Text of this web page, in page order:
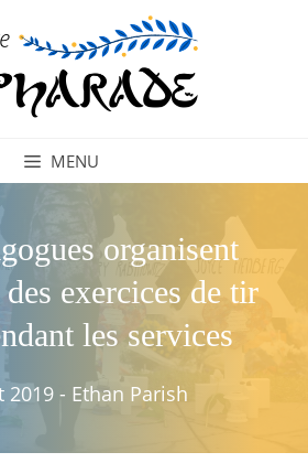
MENU
organisent
exercices de tir
les services
2019 - Ethan Parish